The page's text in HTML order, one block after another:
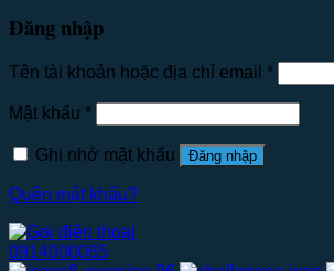
Đăng nhập
Tên tài khoản hoặc địa chỉ email *
Mật khẩu *
Ghi nhớ mật khẩu Đăng nhập
Quên mật khẩu?
0914000065